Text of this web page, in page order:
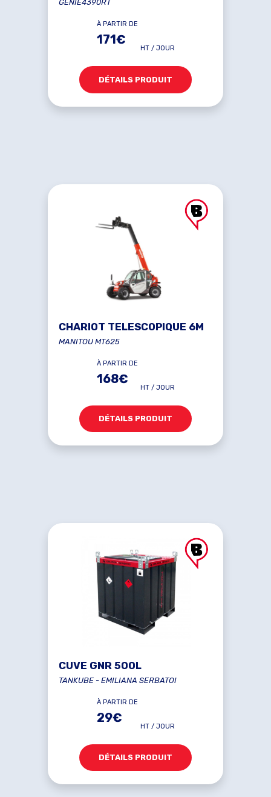
GENIE4390RT
À PARTIR DE
171€
HT / JOUR
DÉTAILS PRODUIT
CHARIOT TELESCOPIQUE 6M
MANITOU MT625
À PARTIR DE
168€
HT / JOUR
DÉTAILS PRODUIT
CUVE GNR 500L
TANKUBE - EMILIANA SERBATOI
À PARTIR DE
29€
HT / JOUR
DÉTAILS PRODUIT